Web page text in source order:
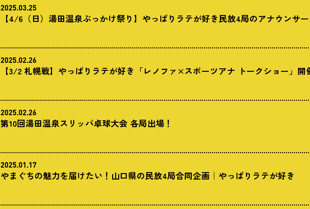
2025.03.25
【4/6（日）湯田温泉ぶっかけ祭り】やっぱりラテが好き民放4局のアナウンサー
2025.02.26
【3/2 札幌戦】やっぱりラテが好き「レノファ×スポーツアナ トークショー」開
2025.02.26
第10回湯田温泉スリッパ卓球大会 各局出場！
2025.01.17
やまぐちの魅力を届けたい！山口県の民放4局合同企画｜やっぱりラテが好き